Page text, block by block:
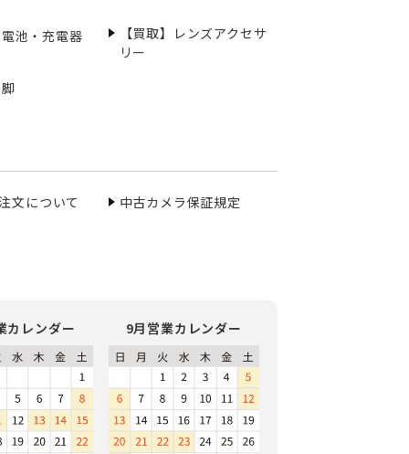
池・充電器
【買取】レンズアクセサ
リー
文について 中古カメラ保証規定
カレンダー 9月営業カレンダー